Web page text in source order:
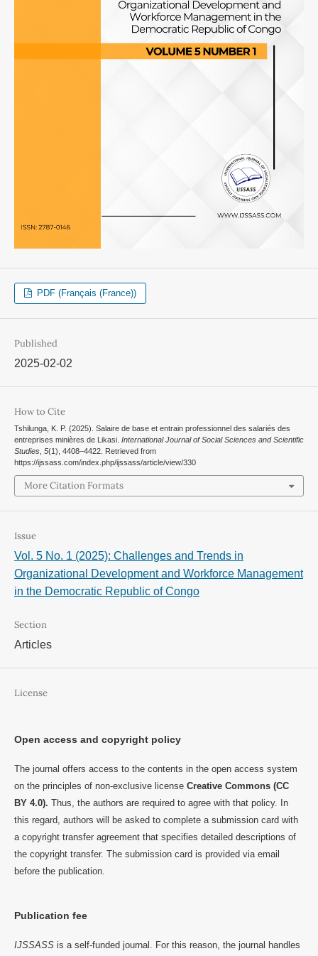
PDF (Français (France))
Published
2025-02-02
How to Cite
Tshilunga, K. P. (2025). Salaire de base et entrain professionnel des salariés des
entreprises minières de Likasi. International Journal of Social Sciences and Scientific
Studies, 5(1), 4408–4422. Retrieved from
https://ijssass.com/index.php/ijssass/article/view/330
More Citation Formats
Issue
Vol. 5 No. 1 (2025): Challenges and Trends in
Organizational Development and Workforce Management
in the Democratic Republic of Congo
Section
Articles
License
Open access and copyright policy
The journal offers access to the contents in the open access system
on the principles of non-exclusive license Creative Commons (CC
BY 4.0). Thus, the authors are required to agree with that policy. In
this regard, authors will be asked to complete a submission card with
a copyright transfer agreement that specifies detailed descriptions of
the copyright transfer. The submission card is provided via email
before the publication.
Publication fee
IJSSASSis a self-funded journal. For this reason, the journal handles